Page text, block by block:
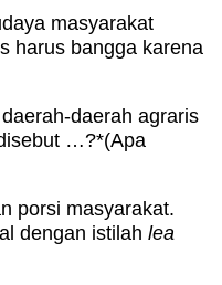
masyarakat
harus bangga karena
daerah agraris
…?*(Apa
porsi masyarakat.
dengan istilah lea